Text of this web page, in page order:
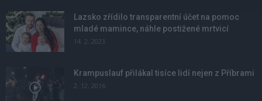
Lazsko zřídilo transparentní účet na pomoc
mladé mamince, náhle postižené mrtvicí
14. 2. 2023
Krampuslauf přilákal tisíce lidí nejen z Příbrami
2. 12. 2016